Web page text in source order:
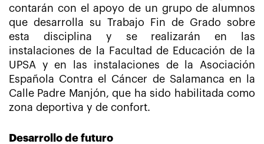
contarán con el apoyo de un grupo de alumnos
que desarrolla su Trabajo Fin de Grado sobre
esta disciplina y se realizarán en las
instalaciones de la Facultad de Educación de la
UPSA y en las instalaciones de la Asociación
Española Contra el Cáncer de Salamanca en la
Calle Padre Manjón, que ha sido habilitada como
zona deportiva y de confort.
Desarrollo de futuro